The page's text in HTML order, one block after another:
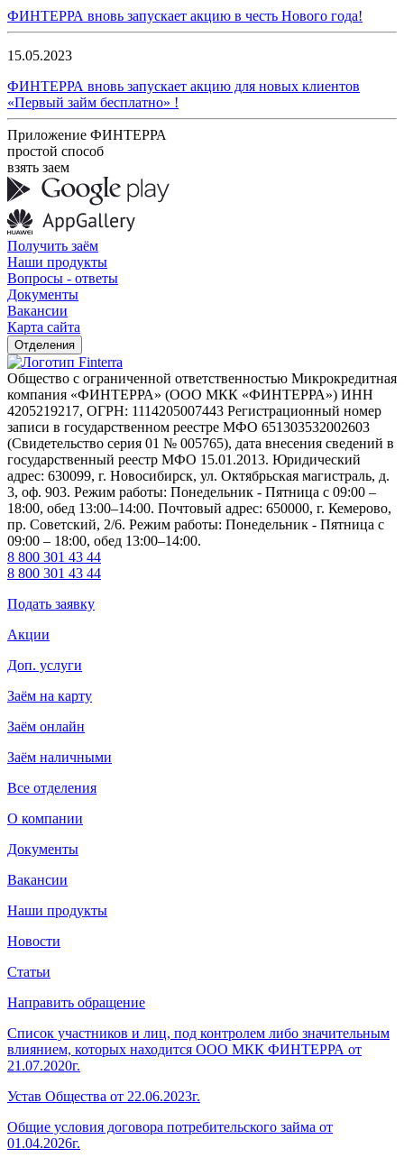
ФИНТЕРРА вновь запускает акцию в честь Нового года!
15.05.2023
ФИНТЕРРА вновь запускает акцию для новых клиентов
«Первый займ бесплатно» !
Приложение ФИНТЕРРА
простой способ
взять заем
Получить заём
Наши продукты
Вопросы - ответы
Документы
Вакансии
Карта сайта
Отделения
Общество с ограниченной ответственностью Микрокредитная
компания «ФИНТЕРРА» (ООО МКК «ФИНТЕРРА») ИНН
4205219217, ОГРН: 1114205007443 Регистрационный номер
записи в государственном реестре МФО 651303532002603
(Свидетельство серия 01 № 005765), дата внесения сведений в
государственный реестр МФО 15.01.2013. Юридический
адрес: 630099, г. Новосибирск, ул. Октябрьская магистраль, д.
3, оф. 903. Режим работы: Понедельник - Пятница с 09:00 –
18:00, обед 13:00–14:00. Почтовый адрес: 650000, г. Кемерово,
пр. Советский, 2/6. Режим работы: Понедельник - Пятница с
09:00 – 18:00, обед 13:00–14:00.
8 800 301 43 44
8 800 301 43 44
Подать заявку
Акции
Доп. услуги
Заём на карту
Заём онлайн
Заём наличными
Все отделения
О компании
Документы
Вакансии
Наши продукты
Новости
Статьи
Направить обращение
Список участников и лиц, под контролем либо значительным
влиянием, которых находится ООО МКК ФИНТЕРРА от
21.07.2020г.
Устав Общества от 22.06.2023г.
Общие условия договора потребительского займа от
01.04.2026г.